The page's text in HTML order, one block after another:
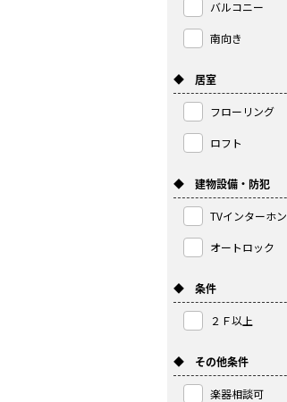
バルコニー
南向き
◆ 居室
フローリング
ロフト
◆ 建物設備・防犯
TVインターホン
オートロック
◆ 条件
２Ｆ以上
◆ その他条件
楽器相談可